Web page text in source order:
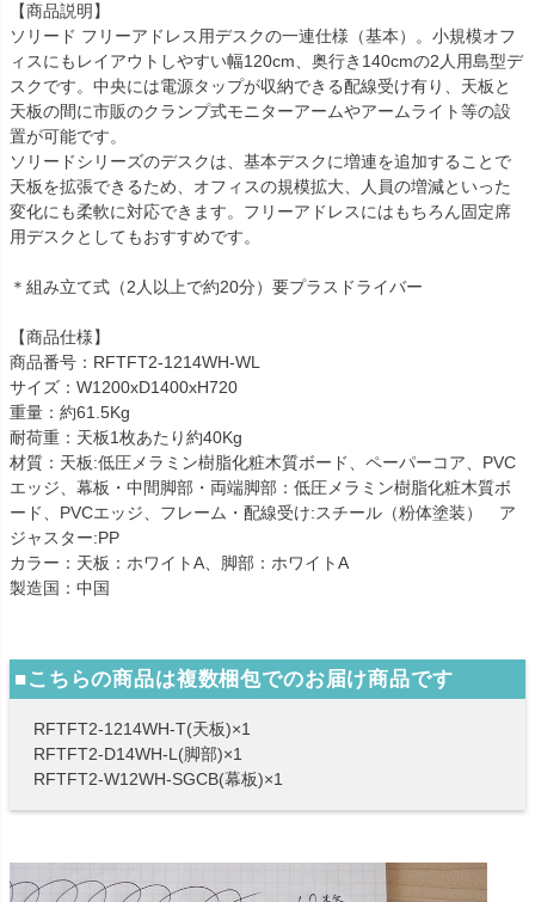
【商品説明】
ソリード フリーアドレス用デスクの一連仕様（基本）。小規模オフ
ィスにもレイアウトしやすい幅120cm、奥行き140cmの2人用島型デ
スクです。中央には電源タップが収納できる配線受け有り、天板と
天板の間に市販のクランプ式モニターアームやアームライト等の設
置が可能です。
ソリードシリーズのデスクは、基本デスクに増連を追加することで
天板を拡張できるため、オフィスの規模拡大、人員の増減といった
変化にも柔軟に対応できます。フリーアドレスにはもちろん固定席
用デスクとしてもおすすめです。
＊組み立て式（2人以上で約20分）要プラスドライバー
【商品仕様】
商品番号：RFTFT2-1214WH-WL
サイズ：W1200xD1400xH720
重量：約61.5Kg
耐荷重：天板1枚あたり約40Kg
材質：天板:低圧メラミン樹脂化粧木質ボード、ペーパーコア、PVC
エッジ、幕板・中間脚部・両端脚部：低圧メラミン樹脂化粧木質ボ
ード、PVCエッジ、フレーム・配線受け:スチール（粉体塗装） ア
ジャスター:PP
カラー：天板：ホワイトA、脚部：ホワイトA
製造国：中国
■こちらの商品は複数梱包でのお届け商品です
RFTFT2-1214WH-T(天板)×1
RFTFT2-D14WH-L(脚部)×1
RFTFT2-W12WH-SGCB(幕板)×1